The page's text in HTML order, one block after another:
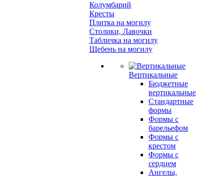
Колумбарий
Кресты
Плитка на могилу
Столики, Лавочки
Табличка на могилу
Щебень на могилу
Вертикальные
Бюджетные
вертикальные
Стандартные
формы
Формы с
барельефом
Формы с
крестом
Формы с
сердцем
Ангелы,